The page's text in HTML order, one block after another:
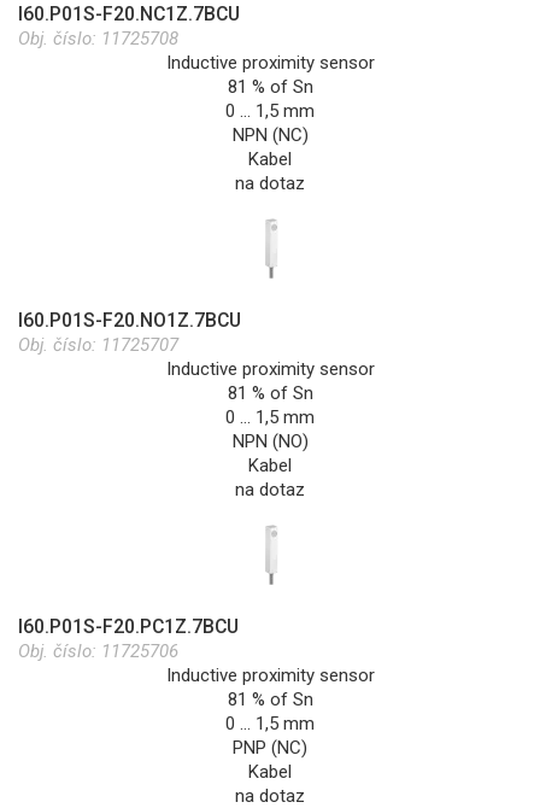
I60.P01S-F20.NC1Z.7BCU
Obj. číslo: 11725708
Inductive proximity sensor
81 % of Sn
0 … 1,5 mm
NPN (NC)
Kabel
na dotaz
I60.P01S-F20.NO1Z.7BCU
Obj. číslo: 11725707
Inductive proximity sensor
81 % of Sn
0 … 1,5 mm
NPN (NO)
Kabel
na dotaz
I60.P01S-F20.PC1Z.7BCU
Obj. číslo: 11725706
Inductive proximity sensor
81 % of Sn
0 … 1,5 mm
PNP (NC)
Kabel
na dotaz